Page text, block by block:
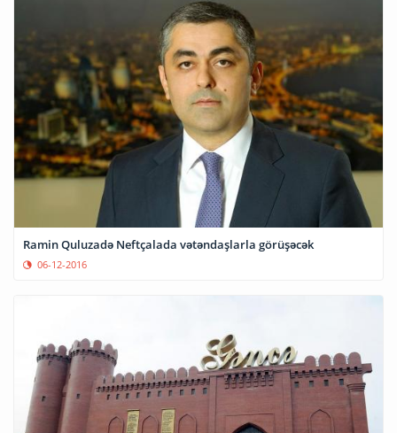
Ramin Quluzadə Neftçalada vətəndaşlarla görüşəcək
06-12-2016